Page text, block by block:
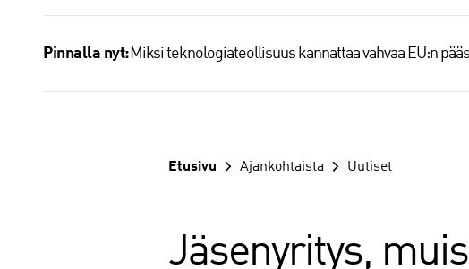
Pinnalla nyt: Miksi teknologiateollisuus kannattaa vahvaa EU:n
Etusivu Ajankohtaista Uutiset
Jäsenyritys,